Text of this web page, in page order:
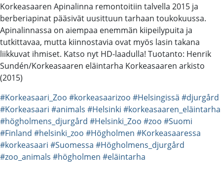
Korkeasaaren Apinalinna remontoitiin talvella 2015 ja
berberiapinat pääsivät uusittuun tarhaan toukokuussa.
Apinalinnassa on aiempaa enemmän kiipeilypuita ja
tutkittavaa, mutta kiinnostavia ovat myös lasin takana
liikkuvat ihmiset. Katso nyt HD-laadulla! Tuotanto: Henrik
Sundén/Korkeasaaren eläintarha Korkeasaaren arkisto
(2015)
#Korkeasaari_Zoo #korkeasaarizoo #Helsingissä #djurgård
#Korkeasaari #animals #Helsinki #korkeasaaren_eläintarha
#högholmens_djurgård #Helsinki_Zoo #zoo #Suomi
#Finland #helsinki_zoo #Högholmen #Korkeasaaressa
#korkeasaari #Suomessa #Högholmens_djurgård
#zoo_animals #högholmen #eläintarha